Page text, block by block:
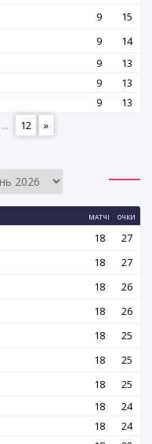
9
15
9
14
9
13
9
13
9
13
... 12 »
МАТЧІ ОЧКИ
18
27
18
27
18
26
18
26
18
25
18
25
18
25
18
24
18
24